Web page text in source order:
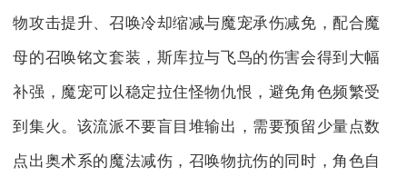
物攻击提升、召唤冷却缩减与魔宠承伤减免，配合魔
母的召唤铭文套装，斯库拉与飞鸟的伤害会得到大幅
补强，魔宠可以稳定拉住怪物仇恨，避免角色频繁受
到集火。该流派不要盲目堆输出，需要预留少量点数
点出奥术系的魔法减伤，召唤物抗伤的同时，角色自